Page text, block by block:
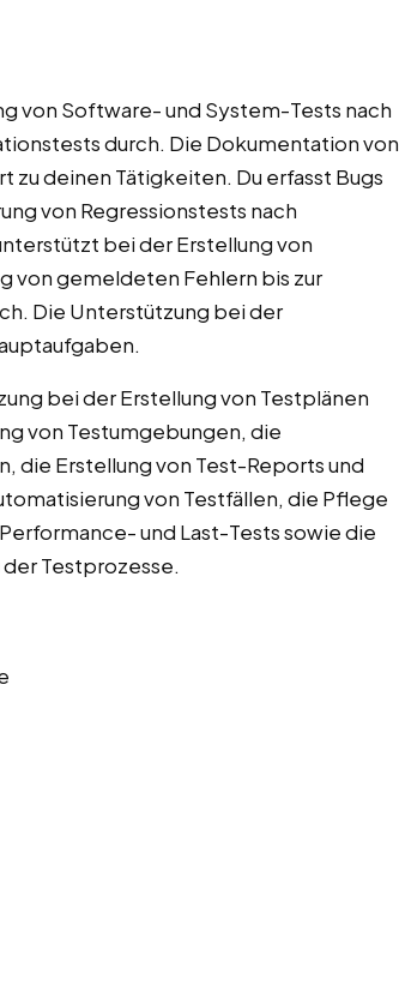
von Software- und System-Tests nach
durch. Die Dokumentation von
deinen Tätigkeiten. Du erfasst Bugs
von Regressionstests nach
bei der Erstellung von
von gemeldeten Fehlern bis zur
Die Unterstützung bei der
bei der Erstellung von Testplänen
von Testumgebungen, die
die Erstellung von Test-Reports und
von Testfällen, die Pflege
und Last-Tests sowie die
Testprozesse.